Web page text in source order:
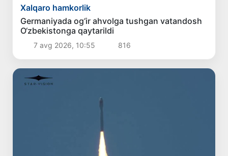
Xalqaro hamkorlik
Germaniyada og‘ir ahvolga tushgan vatandosh
O‘zbekistonga qaytarildi
7 avg 2026, 10:55 816